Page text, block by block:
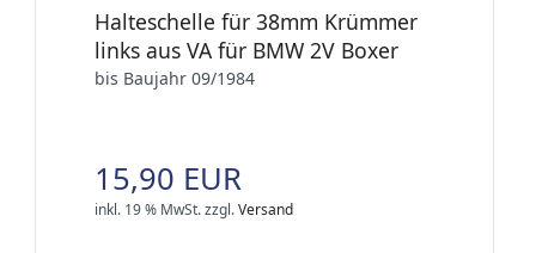
Halteschelle für 38mm Krümmer
links aus VA für BMW 2V Boxer
bis Baujahr 09/1984
15,90 EUR
inkl. 19 % MwSt.zzgl.Versand